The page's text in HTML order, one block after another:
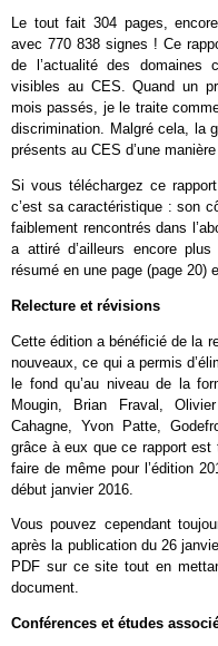
Le tout fait 304 pages,
avec 770 838 signes ! Ce
de l’actualité des domaines
visibles au CES. Quand un
mois passés, je le traite
discrimination. Malgré cela, la
présents au CES d’une
Si vous téléchargez ce
c’est sa caractéristique : son
faiblement rencontrés dans
a attiré d’ailleurs encore
résumé en une page (page 20)
Relecture et révisions
Cette édition a bénéficié de la
nouveaux, ce qui a permis
le fond qu’au niveau de la
Mougin, Brian Fraval,
Cahagne, Yvon Patte,
grâce à eux que ce rapport
faire de même pour l’édition
début janvier 2016.
Vous pouvez cependant
après la publication du 26
PDF sur ce site tout en
document.
Conférences et études